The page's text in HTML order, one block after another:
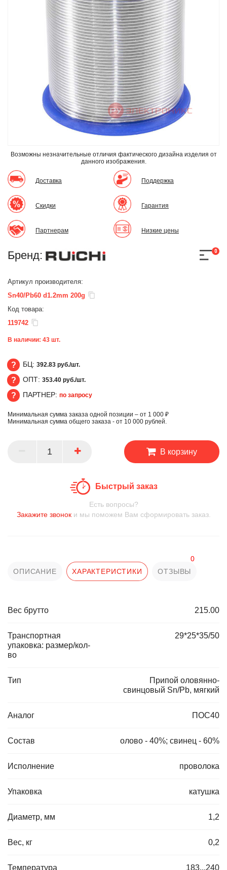
Возможны незначительные отличия фактического дизайна изделия от
данного изображения.
Доставка
Скидки
Партнерам
Поддержка
Гарантия
Низкие цены
Бренд: 0
Артикул производителя:
Sn40/Pb60 d1.2mm 200g
Код товара:
119742
В наличии: 43 шт.
БЦ
БЦ: 392.83 руб./шт.
ОПТ
ОПТ: 353.40 руб./шт.
ПАРТНЕР
ПАРТНЕР: по запросу
Минимальная сумма заказа одной позиции – от 1 000 ₽
Минимальная сумма общего заказа - от 10 000 рублей.
В корзину
Быстрый заказ
Есть вопросы?
Закажите звоноки мы поможем Вам сформировать заказ.
ОПИСАНИЕ ХАРАКТЕРИСТИКИ ОТЗЫВЫ
0
Вес брутто 215.00
Транспортная
упаковка: размер/кол-
во
29*25*35/50
Тип
Припой оловянно-
свинцовый Sn/Pb, мягкий
Аналог ПОС40
Состав олово - 40%; свинец - 60%
Исполнение проволока
Упаковка катушка
Диаметр, мм 1,2
Вес, кг 0,2
Температура
183...240